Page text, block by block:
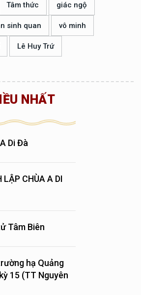
Tâm thức giác ngộ
sinh quan vô minh
Lê Huy Trứ
NHẤT
Di Đà
CHÙA A DI
Tâm Biên
hạ Quảng
15 (TT Nguyên